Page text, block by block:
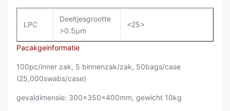
LPC
Deeltjesgrootte
>0.5µm
<25>
Pacakgeinformatie
100pc/inner zak, 5 binnenzak/zak, 50bags/case
(25,000swabs/case)
gevaldimensie: 300x350x400mm, gewicht 10kg